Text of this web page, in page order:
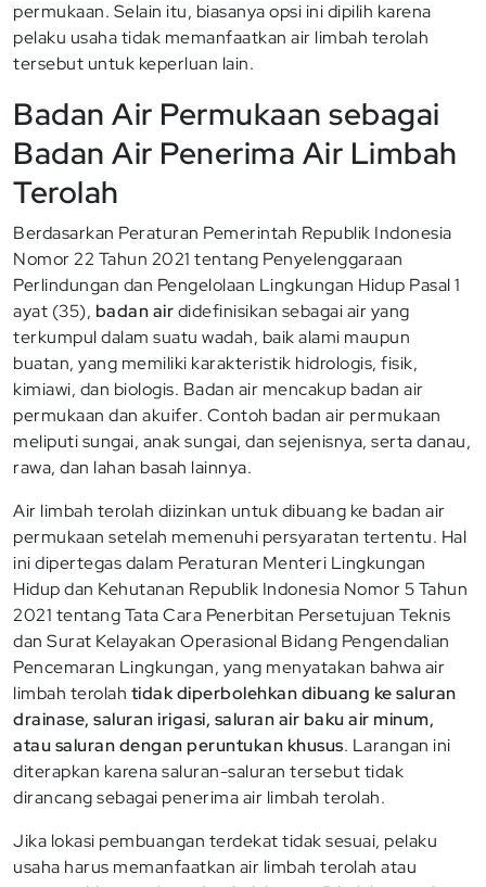
permukaan. Selain itu, biasanya opsi ini dipilih karena
pelaku usaha tidak memanfaatkan air limbah terolah
tersebut untuk keperluan lain.
Badan Air Permukaan sebagai
Badan Air Penerima Air Limbah
Terolah
Berdasarkan Peraturan Pemerintah Republik Indonesia
Nomor 22 Tahun 2021 tentang Penyelenggaraan
Perlindungan dan Pengelolaan Lingkungan Hidup Pasal 1
ayat (35), badan airdidefinisikan sebagai air yang
terkumpul dalam suatu wadah, baik alami maupun
buatan, yang memiliki karakteristik hidrologis, fisik,
kimiawi, dan biologis. Badan air mencakup badan air
permukaan dan akuifer. Contoh badan air permukaan
meliputi sungai, anak sungai, dan sejenisnya, serta danau,
rawa, dan lahan basah lainnya.
Air limbah terolah diizinkan untuk dibuang ke badan air
permukaan setelah memenuhi persyaratan tertentu. Hal
ini dipertegas dalam Peraturan Menteri Lingkungan
Hidup dan Kehutanan Republik Indonesia Nomor 5 Tahun
2021 tentang Tata Cara Penerbitan Persetujuan Teknis
dan Surat Kelayakan Operasional Bidang Pengendalian
Pencemaran Lingkungan, yang menyatakan bahwa air
limbah terolah tidak diperbolehkan dibuang ke saluran
drainase, saluran irigasi, saluran air baku air minum,
atau saluran dengan peruntukan khusus. Larangan ini
diterapkan karena saluran-saluran tersebut tidak
dirancang sebagai penerima air limbah terolah.
Jika lokasi pembuangan terdekat tidak sesuai, pelaku
usaha harus memanfaatkan air limbah terolah atau